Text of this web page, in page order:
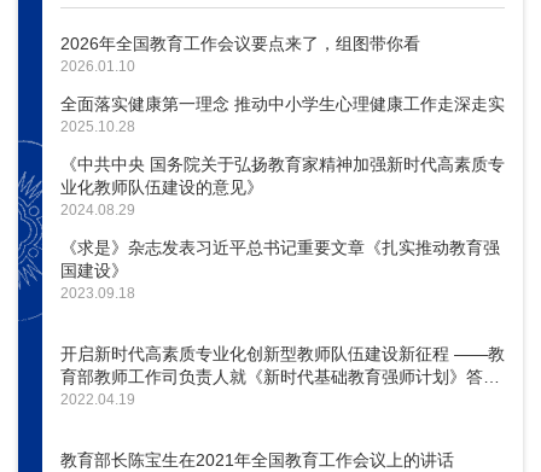
2026年全国教育工作会议要点来了，组图带你看
2026.01.10
全面落实健康第一理念 推动中小学生心理健康工作走深走实
2025.10.28
《中共中央 国务院关于弘扬教育家精神加强新时代高素质专
业化教师队伍建设的意见》
2024.08.29
《求是》杂志发表习近平总书记重要文章《扎实推动教育强
国建设》
2023.09.18
开启新时代高素质专业化创新型教师队伍建设新征程 ——教
育部教师工作司负责人就《新时代基础教育强师计划》答记
者问
2022.04.19
教育部长陈宝生在2021年全国教育工作会议上的讲话